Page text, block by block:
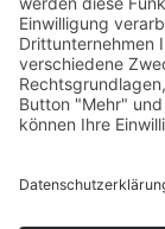
Kontakt
Sponsoren
Pressebereich
Datenschutz